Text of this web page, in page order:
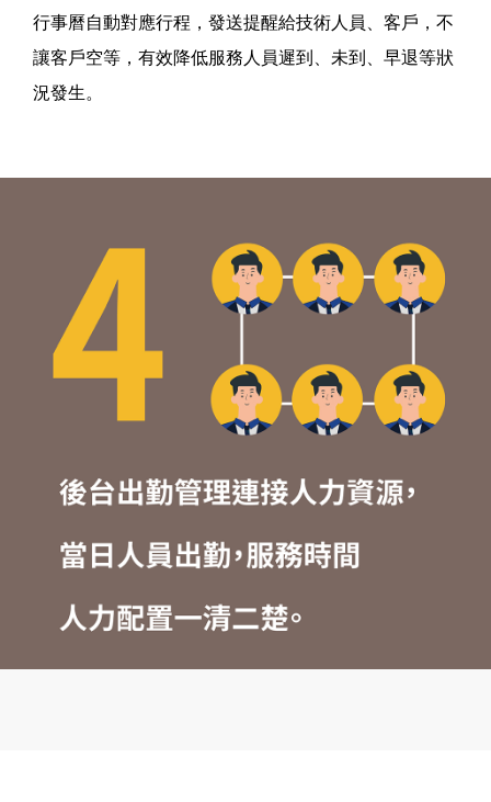
行事曆自動對應行程，發送提醒給技術人員、客戶，不
讓客戶空等，有效降低服務人員遲到、未到、早退等狀
況發生。